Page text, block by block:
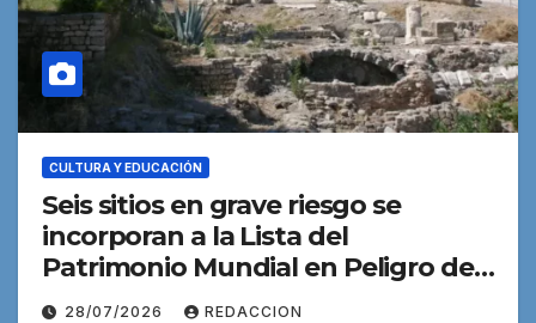
CULTURA Y EDUCACIÓN
Seis sitios en grave riesgo se
incorporan a la Lista del
Patrimonio Mundial en Peligro de
la UNESCO
28/07/2026 REDACCION